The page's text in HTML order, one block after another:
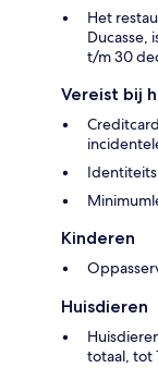
Het
Ducasse,
t/m 30
Vereist bij
Kinderen
Huisdieren
totaal, tot